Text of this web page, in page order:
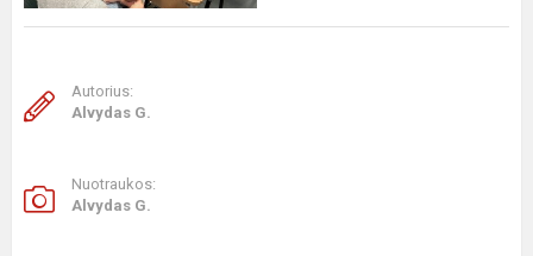
Autorius:
Alvydas G.
Nuotraukos:
Alvydas G.